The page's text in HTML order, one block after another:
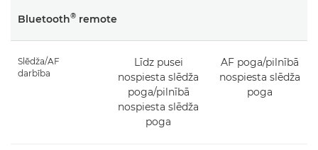
Bluetooth® remote
Slēdža/AF
darbība
Līdz pusei
nospiesta slēdža
poga/pilnībā
nospiesta slēdža
poga
AF poga/pilnībā
nospiesta slēdža
poga